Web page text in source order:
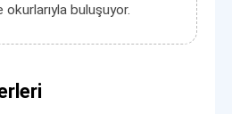
okurlarıyla buluşuyor.